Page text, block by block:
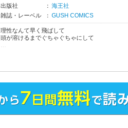
出版社
： 海王社
雑誌・レーベル
： GUSH COMICS
理性なんて早く飛ばして
頭が溶けるまでぐちゃぐちゃにして
「バックステージ・スキャンダル」夜更宵
ルの裏事情見せちゃいます!?